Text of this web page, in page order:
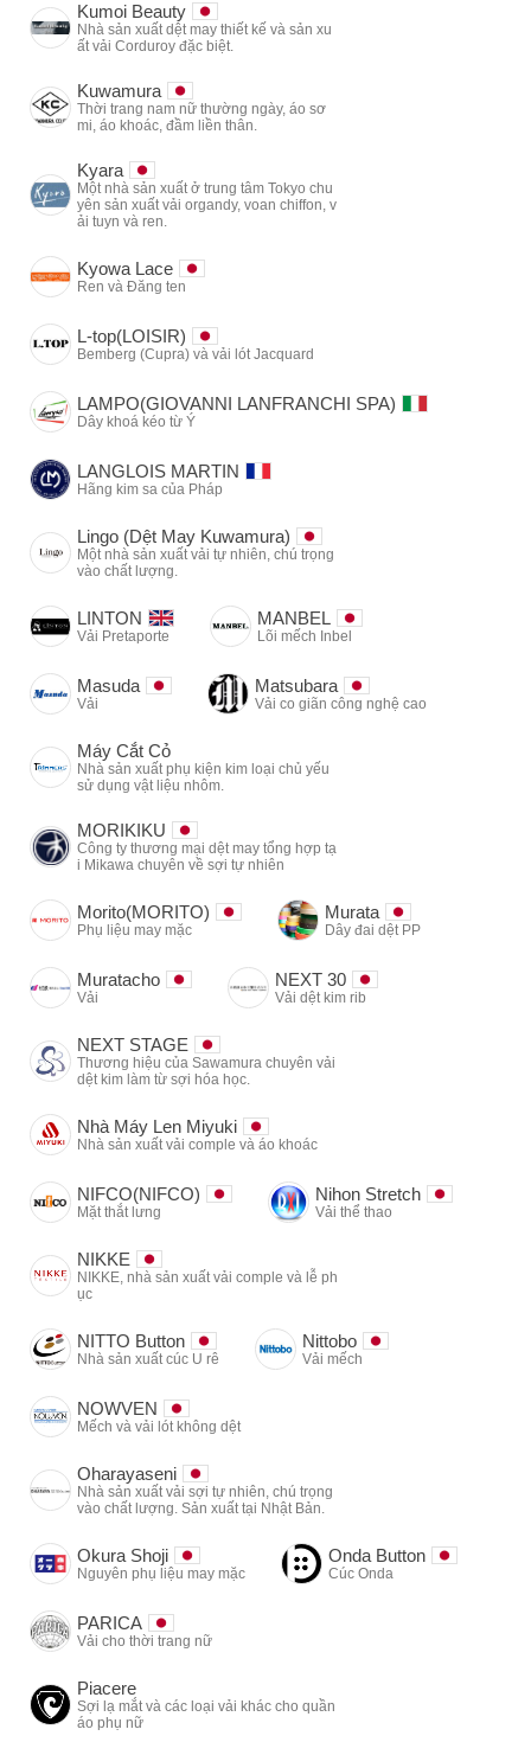
Kumoi Beauty
Nhà sản xuất dệt may thiết kế và sản xu
ất vải Corduroy đặc biệt.
Kuwamura
Thời trang nam nữ thường ngày, áo sơ
mi, áo khoác, đầm liền thân.
Kyara
Một nhà sản xuất ở trung tâm Tokyo chu
yên sản xuất vải organdy, voan chiffon, v
ải tuyn và ren.
Kyowa Lace
Ren và Đăng ten
L-top(LOISIR)
Bemberg (Cupra) và vải lót Jacquard
LAMPO(GIOVANNI LANFRANCHI SPA)
Dây khoá kéo từ Ý
LANGLOIS MARTIN
Hãng kim sa của Pháp
Lingo (Dệt May Kuwamura)
Một nhà sản xuất vải tự nhiên, chú trọng
vào chất lượng.
LINTON
Vải Pretaporte
MANBEL
Lõi mếch Inbel
Masuda
Vải
Matsubara
Vải co giãn công nghệ cao
Máy Cắt Cỏ
Nhà sản xuất phụ kiện kim loại chủ yếu
sử dụng vật liệu nhôm.
MORIKIKU
Công ty thương mại dệt may tổng hợp tạ
i Mikawa chuyên về sợi tự nhiên
Morito(MORITO)
Phụ liệu may mặc
Murata
Dây đai dệt PP
Muratacho
Vải
NEXT 30
Vải dệt kim rib
NEXT STAGE
Thương hiệu của Sawamura chuyên vải
dệt kim làm từ sợi hóa học.
Nhà Máy Len Miyuki
Nhà sản xuất vải comple và áo khoác
NIFCO(NIFCO)
Mặt thắt lưng
Nihon Stretch
Vải thể thao
NIKKE
NIKKE, nhà sản xuất vải comple và lễ ph
ục
NITTO Button
Nhà sản xuất cúc U rê
Nittobo
Vải mếch
NOWVEN
Mếch và vải lót không dệt
Oharayaseni
Nhà sản xuất vải sợi tự nhiên, chú trọng
vào chất lượng. Sản xuất tại Nhật Bản.
Okura Shoji
Nguyên phụ liệu may mặc
Onda Button
Cúc Onda
PARICA
Vải cho thời trang nữ
Piacere
Sợi lạ mắt và các loại vải khác cho quần
áo phụ nữ